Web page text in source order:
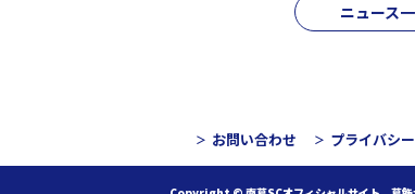
ニュース
お問い合わせ プライバシ